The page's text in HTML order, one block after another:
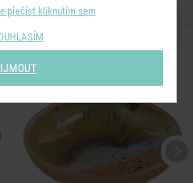
přečíst kliknutím sem